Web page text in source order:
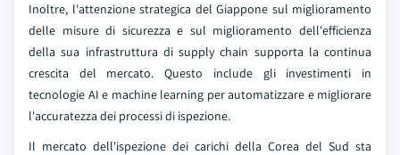
Inoltre, l'attenzione strategica del Giappone sul miglioramento
delle misure di sicurezza e sul miglioramento dell'efficienza
della sua infrastruttura di supply chain supporta la continua
crescita del mercato. Questo include gli investimenti in
tecnologie AI e machine learning per automatizzare e migliorare
l'accuratezza dei processi di ispezione.
Il mercato dell'ispezione dei carichi della Corea del Sud sta